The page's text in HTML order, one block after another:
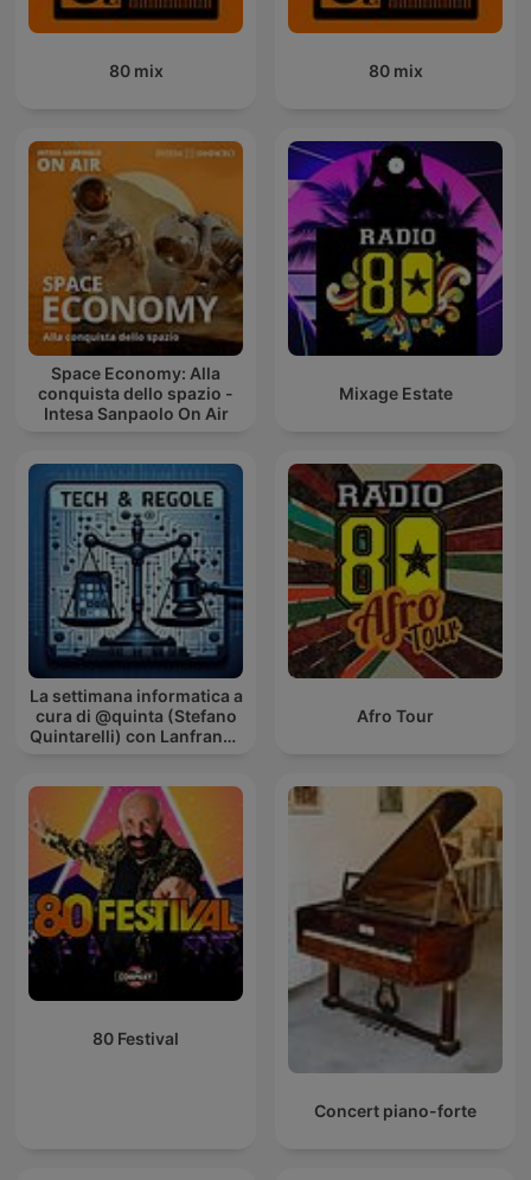
80 mix 80 mix
Space Economy: Alla
conquista dello spazio -
Intesa Sanpaolo On Air
Mixage Estate
La settimana informatica a
cura di @quinta (Stefano
Quintarelli) con Lanfranco
Afro Tour
80 Festival
Concert piano-forte